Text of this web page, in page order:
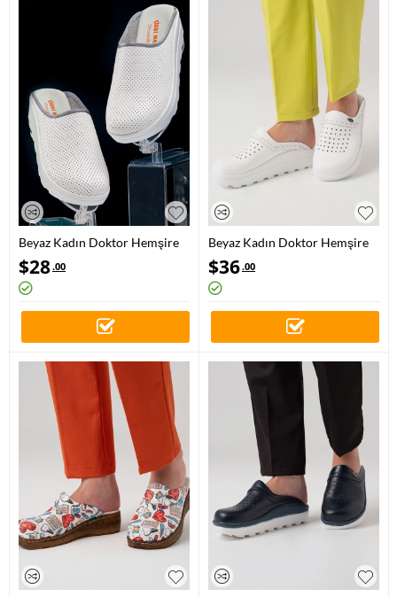
Beyaz Kadın Doktor Hemşire
Medikal Fit Vivacolor Sabo
Terlik
$28.00
Beyaz Kadın Doktor Hemşire
Medikal Gold Fit Hakiki Deri
Sabo Terlik
$36.00